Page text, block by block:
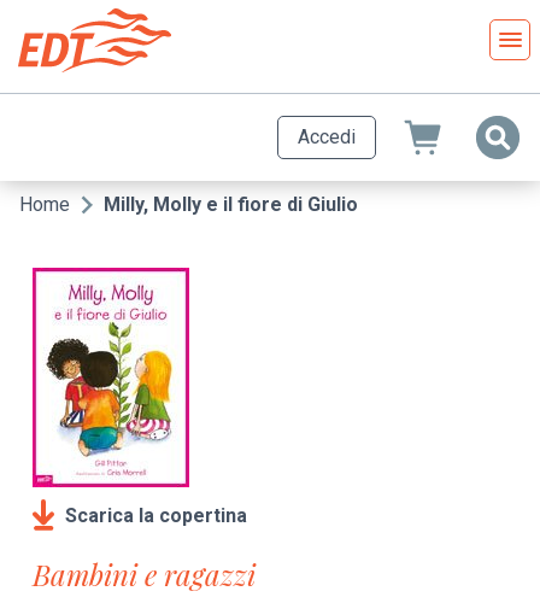
contenuto
principale
Accedi
Briciole
pane
Home Milly, Molly e il fiore di Giulio
Scarica la copertina
Bambini e ragazzi